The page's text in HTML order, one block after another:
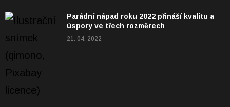
Parádní nápad roku 2022 přináší kvalitu a
úspory ve třech rozměrech
21. 04. 2022